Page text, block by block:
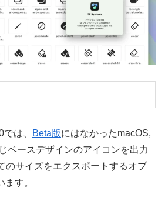
は、 Beta版にはなかったmacOS,
ベースデザインのアイコンを出力
のサイズをエクスポートするオプ
す。